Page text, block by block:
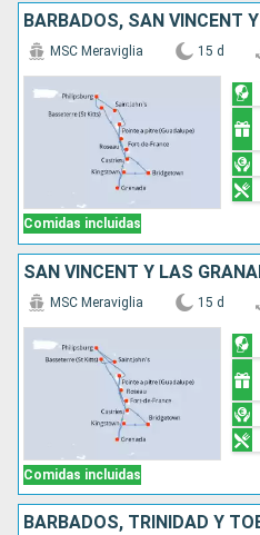
Comidas incluidas
MSC Meraviglia 15 d
Comidas incluidas
MSC Meraviglia 15 d